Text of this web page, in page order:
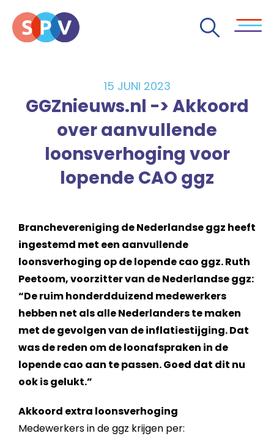
15 JUNI 2023
GGZnieuws.nl -> Akkoord
over aanvullende
loonsverhoging voor
lopende CAO ggz
Branchevereniging de Nederlandse ggz heeft
ingestemd met een aanvullende
loonsverhoging op de lopende cao ggz. Ruth
Peetoom, voorzitter van de Nederlandse ggz:
“De ruim honderdduizend medewerkers
hebben net als alle Nederlanders te maken
met de gevolgen van de inflatiestijging. Dat
was de reden om de loonafspraken in de
lopende cao aan te passen. Goed dat dit nu
ook is gelukt.”
Akkoord extra loonsverhoging
Medewerkers in de ggz krijgen per: